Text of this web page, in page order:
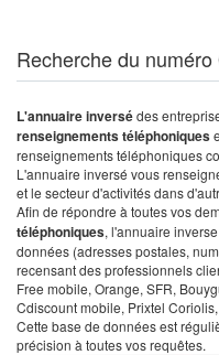
Recherche du
L'annuaire inversédes
renseignements téléphoniques
renseignements téléphoniques
L'annuaire inversé vous
et le secteur d'activités dans
Afin de répondre à toutes vos
téléphoniques, l'annuaire
données (adresses postales,
recensant des professionnels
Free mobile, Orange, SFR,
Cdiscount mobile, Prixtel
Cette base de données est
précision à toutes vos requêtes.